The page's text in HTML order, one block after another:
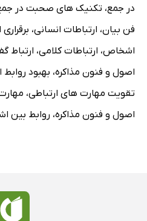
در جمع، تکنیک های صحبت در
فن بیان، ارتباطات انسانی،
اشخاص، ارتباطات کلامی، ارتباط
اصول و فنون مذاکره، بهبود
تقویت مهارت های ارتباطی،
اصول و فنون مذاکره، روابط بین